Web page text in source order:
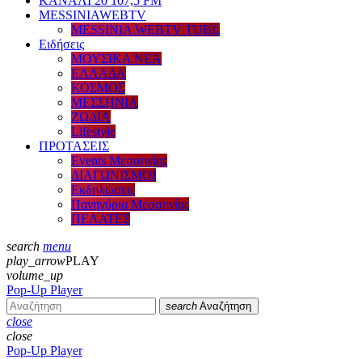
MESSINIAWEBTV
MESSINIA WEBTV TUBE
Eιδήσεις
ΜΟΥΣΙΚΑ ΝΕΑ
ΕΛΛΑΔΑ
ΚΟΣΜΟΣ
ΜΕΣΣΗΝΙΑ
ΖΩΔΙΑ
Lifestyle
ΠΡΟΤΑΣΕΙΣ
Events Μεσσηνίας
ΔΙΑΓΩΝΙΣΜΟΙ
Εκδηλώσεις
Πανηγύρια Μεσσηνίας
ΠΕΛΑΤΕΣ
search menu
play_arrowPLAY
volume_up
Pop-Up Player
search Αναζήτηση
close
close
Pop-Up Player